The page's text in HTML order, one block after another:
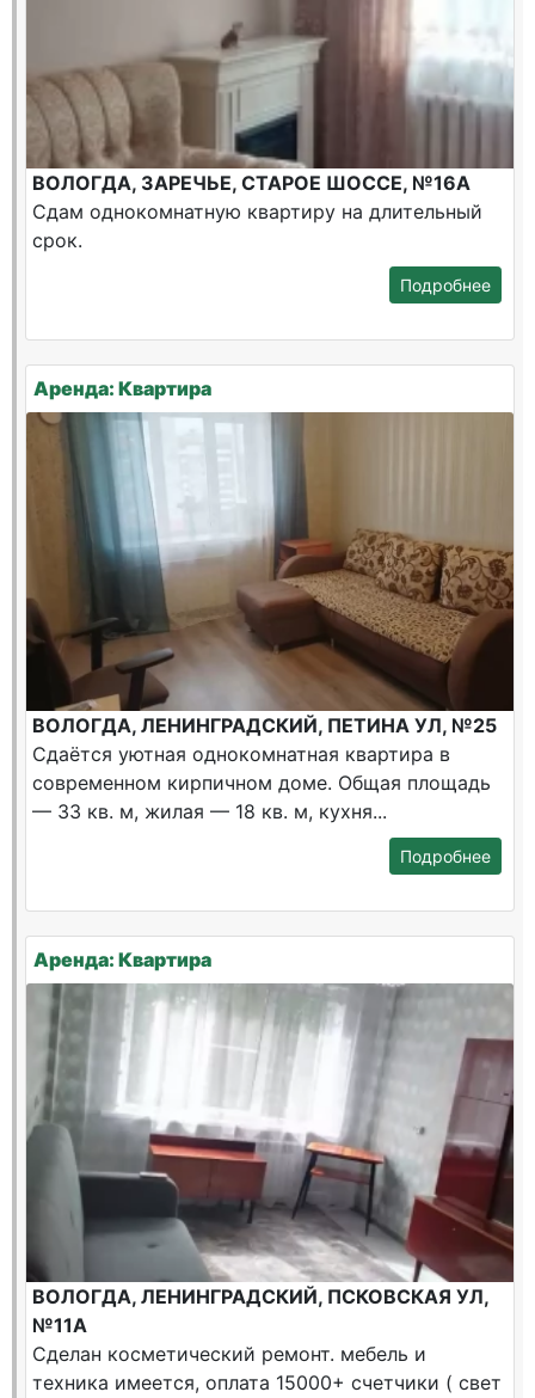
ВОЛОГДА, ЗАРЕЧЬЕ, СТАРОЕ ШОССЕ, №16А
Сдам однокомнатную квартиру на длительный
срок.
Подробнее
Аренда: Квартира
ВОЛОГДА, ЛЕНИНГРАДСКИЙ, ПЕТИНА УЛ, №25
Сдаётся уютная однокомнатная квартира в
современном кирпичном доме. Общая площадь
— 33 кв. м, жилая — 18 кв. м, кухня...
Подробнее
Аренда: Квартира
ВОЛОГДА, ЛЕНИНГРАДСКИЙ, ПСКОВСКАЯ УЛ,
№11А
Сделан косметический ремонт. мебель и
техника имеется, оплата 15000+ счетчики ( свет